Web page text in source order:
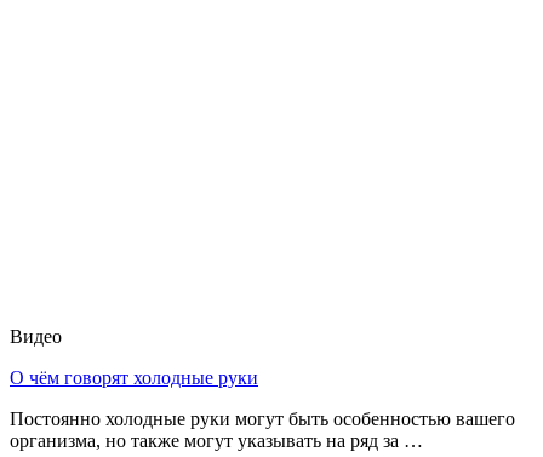
Видео
О чём говорят холодные руки
Постоянно холодные руки могут быть особенностью вашего
организма, но также могут указывать на ряд за …